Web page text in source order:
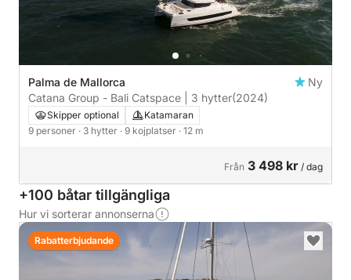
Palma de Mallorca
Ny
Catana Group - Bali Catspace | 3 hytter(2024)
Skipper optional
Katamaran
9 personer · 3 hytter · 9 kojplatser · 12 m
Från 3 498 kr / dag
+100 båtar tillgängliga
Hur vi sorterar annonserna
Rabatterbjudande